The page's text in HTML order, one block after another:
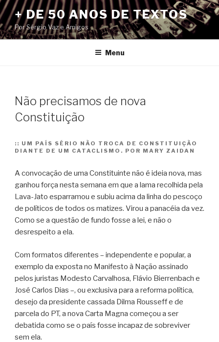
Pular
para
o
conteúdo
+ DE 50 ANOS DE TEXTOS
Por Sérgio Vaz e Amigos
Menu
Não precisamos de nova
Constituição
:: UM PAÍS SÉRIO NÃO TROCA DE CONSTITUIÇÃO
DIANTE DE UM CATACLISMO. POR MARY ZAIDAN
A convocação de uma Constituinte não é ideia nova, mas
ganhou força nesta semana em que a lama recolhida pela
Lava-Jato esparramou e subiu acima da linha do pescoço
de políticos de todos os matizes. Virou a panacéia da vez.
Como se a questão de fundo fosse a lei, e não o
desrespeito a ela.
Com formatos diferentes – independente e popular, a
exemplo da exposta no Manifesto à Nação assinado
pelos juristas Modesto Carvalhosa, Flávio Bierrenbach e
José Carlos Dias –, ou exclusiva para a reforma política,
desejo da presidente cassada Dilma Rousseff e de
parcela do PT, a nova Carta Magna começou a ser
debatida como se o país fosse incapaz de sobreviver
sem ela.